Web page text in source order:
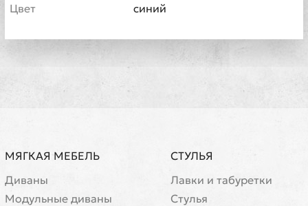
Цвет
синий
МЯГКАЯ МЕБЕЛЬ
Диваны
Модульные диваны
СТУЛЬЯ
Лавки и табуретки
Стулья